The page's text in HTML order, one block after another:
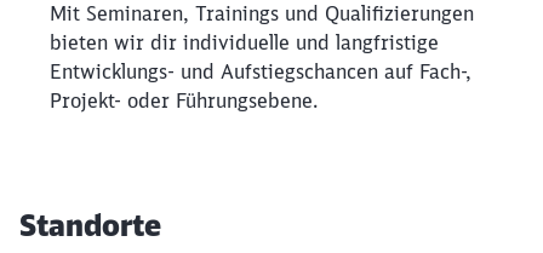
Mit Seminaren, Trainings und Qualifizierungen
bieten wir dir individuelle und langfristige
Entwicklungs- und Aufstiegschancen auf Fach-,
Projekt- oder Führungsebene.
Standorte